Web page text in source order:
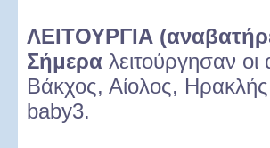
ΛΕΙΤΟΥΡΓΙΑ
Σήμερα λειτούργησαν
Βάκχος, Αίολος,
baby3.